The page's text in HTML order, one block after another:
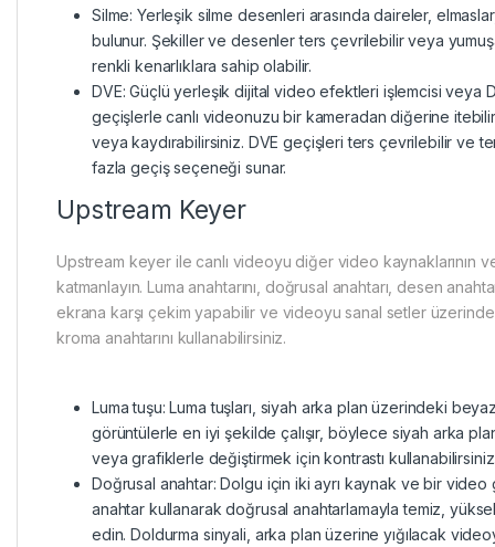
Silme: Yerleşik silme desenleri arasında daireler,
bulunur. Şekiller ve desenler ters çevrilebilir veya
renkli kenarlıklara sahip olabilir.
DVE: Güçlü yerleşik dijital video efektleri işlemcisi veya
geçişlerle canlı videonuzu bir kameradan diğerine itebilir,
veya kaydırabilirsiniz. DVE geçişleri ters çevrilebilir ve
fazla geçiş seçeneği sunar.
Upstream Keyer
Upstream keyer ile canlı videoyu diğer video kaynaklarının
katmanlayın. Luma anahtarını, doğrusal anahtarı, desen
ekrana karşı çekim yapabilir ve videoyu sanal setler
kroma anahtarını kullanabilirsiniz.
Luma tuşu: Luma tuşları, siyah arka plan üzerindeki
görüntülerle en iyi şekilde çalışır, böylece siyah arka
veya grafiklerle değiştirmek için kontrastı
Doğrusal anahtar: Dolgu için iki ayrı kaynak ve bir video
anahtar kullanarak doğrusal anahtarlamayla temiz,
edin. Doldurma sinyali, arka plan üzerine yığılacak